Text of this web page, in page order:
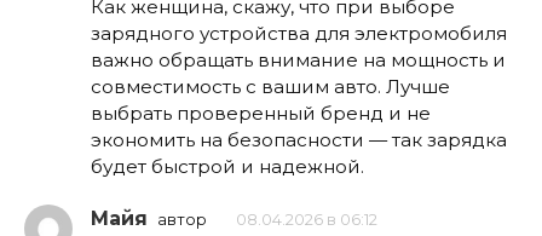
Как женщина, скажу, что при выборе
зарядного устройства для электромобиля
важно обращать внимание на мощность и
совместимость с вашим авто. Лучше
выбрать проверенный бренд и не
экономить на безопасности — так зарядка
будет быстрой и надежной.
Майя автор 08.04.2026 в 06:12